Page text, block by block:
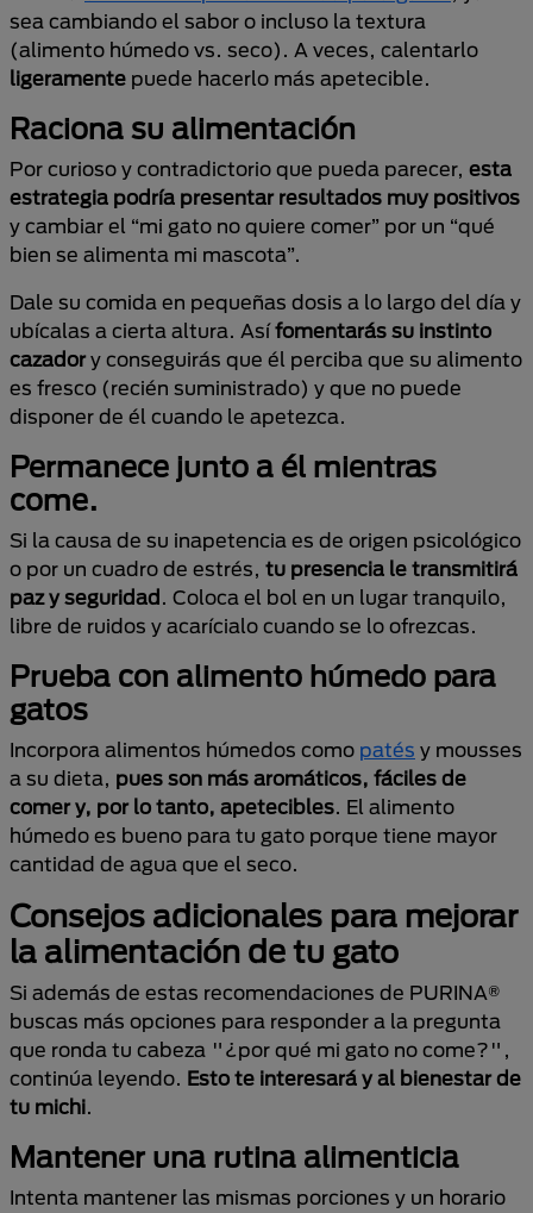
sea cambiando el sabor o incluso la textura
(alimento húmedo vs. seco). A veces, calentarlo
ligeramente puede hacerlo más apetecible.
Raciona su alimentación
Por curioso y contradictorio que pueda parecer, esta
estrategia podría presentar resultados muy positivos
y cambiar el “mi gato no quiere comer” por un “qué
bien se alimenta mi mascota”.
Dale su comida en pequeñas dosis a lo largo del día y
ubícalas a cierta altura. Asífomentarás su instinto
cazadory conseguirás que él perciba que su alimento
es fresco (recién suministrado) y que no puede
disponer de él cuando le apetezca.
Permanece junto a él mientras
come.
Si la causa de su inapetencia es de origen psicológico
o por un cuadro de estrés, tu presencia le transmitirá
paz y seguridad. Coloca el bol en un lugar tranquilo,
libre de ruidos y acarícialo cuando se lo ofrezcas.
Prueba con alimento húmedo para
gatos
Incorpora alimentos húmedos como patés y mousses
a su dieta, pues son más aromáticos, fáciles de
comer y, por lo tanto, apetecibles. El alimento
húmedo es bueno para tu gato porque tiene mayor
cantidad de agua que el seco.
Consejos adicionales para mejorar
la alimentación de tu gato
Si además de estas recomendaciones de PURINA®
buscas más opciones para responder a la pregunta
que ronda tu cabeza "¿por qué mi gato no come?",
continúa leyendo. Esto te interesará y al bienestar de
tu michi.
Mantener una rutina alimenticia
Intenta mantener las mismas porciones y un horario